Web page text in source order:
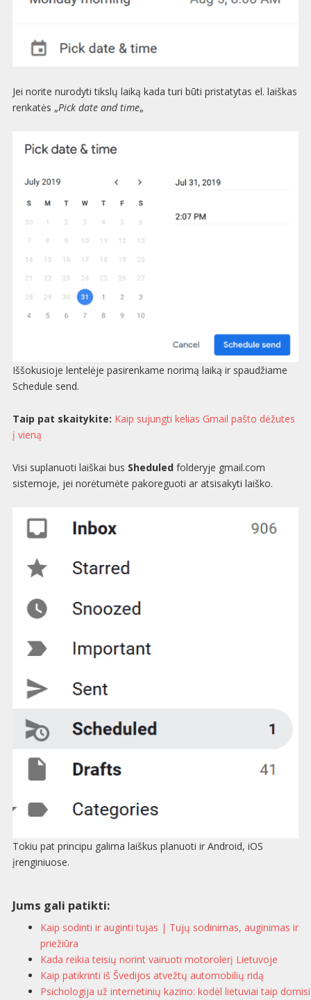
Jei norite nurodyti tikslų laiką kada turi būti pristatytas el. laiškas
renkatės „Pick date and time„
Iššokusioje lentelėje pasirenkame norimą laiką ir spaudžiame
Schedule send.
Taip pat skaitykite: Kaip sujungti kelias Gmail pašto dėžutes
į vieną
Visi suplanuoti laiškai bus Sheduledfolderyje gmail.com
sistemoje, jei norėtumėte pakoreguoti ar atsisakyti laiško.
Tokiu pat principu galima laiškus planuoti ir Android, iOS
įrenginiuose.
Jums gali patikti:
Kaip sodinti ir auginti tujas | Tujų sodinimas, auginimas ir
priežiūra
Kada reikia teisių norint vairuoti motorolerį Lietuvoje
Kaip patikrinti iš Švedijos atvežtų automobilių ridą
Psichologija už internetinių kazino: kodėl lietuviai taip